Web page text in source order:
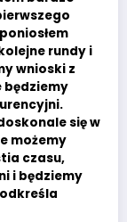
rundy i
wnioski z
będziemy
się w
możemy
czasu,
i będziemy